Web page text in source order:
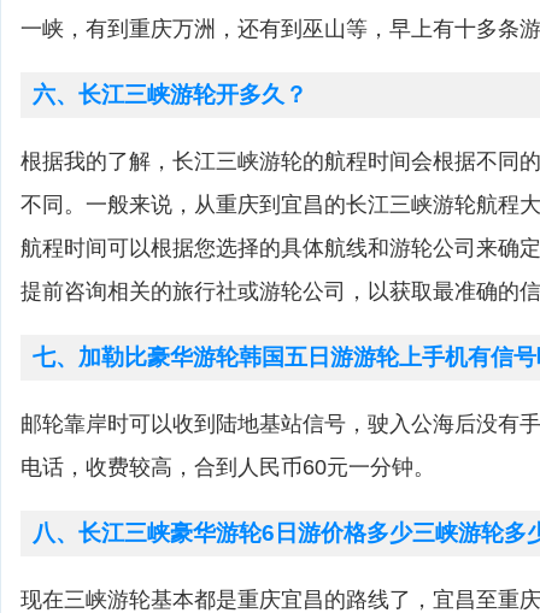
一峡，有到重庆万洲，还有到巫山等，早上有十多条
六、长江三峡游轮开多久？
根据我的了解，长江三峡游轮的航程时间会根据不同
不同。一般来说，从重庆到宜昌的长江三峡游轮航程
航程时间可以根据您选择的具体航线和游轮公司来确
提前咨询相关的旅行社或游轮公司，以获取最准确的
七、加勒比豪华游轮韩国五日游游轮上手机有信
邮轮靠岸时可以收到陆地基站信号，驶入公海后没有
电话，收费较高，合到人民币60元一分钟。
八、长江三峡豪华游轮6日游价格多少三峡游轮多
现在三峡游轮基本都是重庆宜昌的路线了，宜昌至重